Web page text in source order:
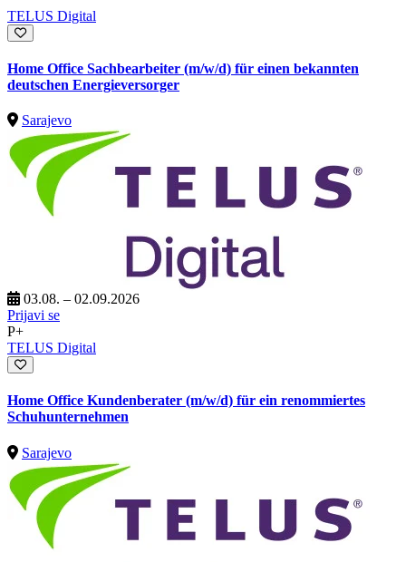
TELUS Digital
Home Office Sachbearbeiter (m/w/d) für einen bekannten
deutschen Energieversorger
Sarajevo
03.08. – 02.09.2026
Prijavi se
P+
TELUS Digital
Home Office Kundenberater (m/w/d) für ein renommiertes
Schuhunternehmen
Sarajevo